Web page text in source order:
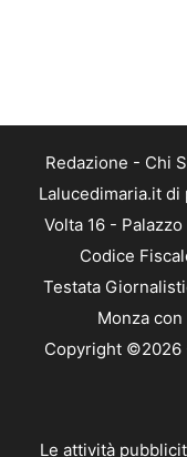
Redazione - Chi
Lalucedimaria.it di
Volta 16 -
Codice
Testata
Monza
Copyright
Le attività